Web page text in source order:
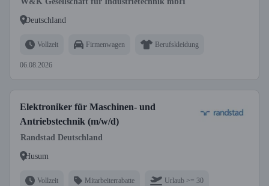
Deutschland
Vollzeit Firmenwagen Berufskleidung
06.08.2026
Elektroniker für Maschinen- und
Antriebstechnik (m/w/d)
Randstad Deutschland
Husum
Vollzeit Mitarbeiterrabatte Urlaub >= 30